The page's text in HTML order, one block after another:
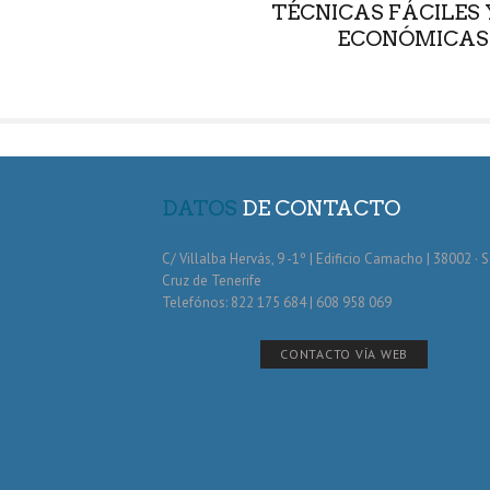
TÉCNICAS FÁCILES
DATOS DE CONTACTO
C/ Villalba Hervás, 9 -1º | Edificio Camacho | 38002 ·
Cruz de Tenerife
Telefónos: 822 175 684 | 608 958 069
CONTACTO VÍA WEB